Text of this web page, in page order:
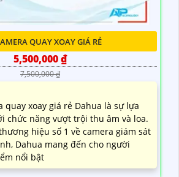
QUAY XOAY GIÁ RẺ
5,500,000 ₫
7,500,000 ₫
quay xoay giá rẻ Dahua là sự lựa
chức năng vượt trội thu âm và loa.
hiệu số 1 về camera giám sát
Dahua mang đến cho người
nổi bật